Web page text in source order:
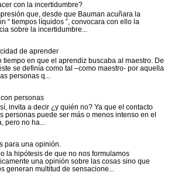
con la incertidumbre?
que, desde que Bauman acuñara la
“ tiempos líquidos ”, convocara con ello la
sobre la incertidumbre...
de aprender
tiempo en que el aprendiz buscaba al maestro. De
se definía como tal –como maestro- por aquella
personas q...
personas
invita a decir ¿y quién no? Ya que el contacto
personas puede ser más o menos intenso en el
pero no ha...
para una opinión.
la hipótesis de que no nos formulamos
una opinión sobre las cosas sino que
generan multitud de sensacione...